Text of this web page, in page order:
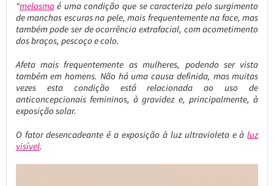
“melasmaé uma condição que se caracteriza pelo surgimento
de manchas escuras na pele, mais frequentemente na face, mas
também pode ser de ocorrência extrafacial, com acometimento
dos braços, pescoço e colo.
Afeta mais frequentemente as mulheres, podendo ser vista
também em homens. Não há uma causa definida, mas muitas
vezes esta condição está relacionada ao uso de
anticoncepcionais femininos, à gravidez e, principalmente, à
exposição solar.
O fator desencadeante é a exposição à luz ultravioleta e àluz
visível.